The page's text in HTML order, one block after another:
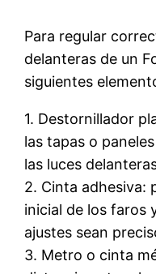
Para regular
delanteras de un
siguientes
1. Destornillador
las tapas o
las luces
2. Cinta adhesiva:
inicial de los faros
ajustes sean
3. Metro o cinta